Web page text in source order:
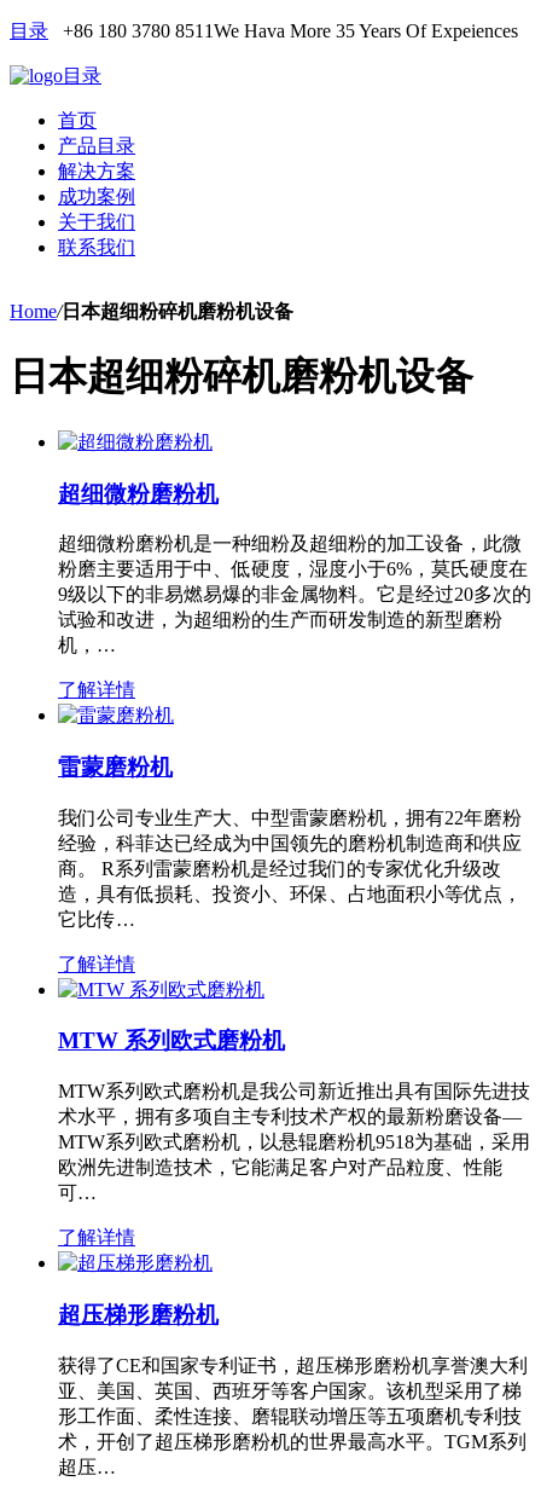
目录 +86 180 3780 8511We Hava More 35 Years Of Expeiences
目录
首页
产品目录
解决方案
成功案例
关于我们
联系我们
Home/日本超细粉碎机磨粉机设备
日本超细粉碎机磨粉机设备
超细微粉磨粉机
超细微粉磨粉机是一种细粉及超细粉的加工设备，此微
粉磨主要适用于中、低硬度，湿度小于6%，莫氏硬度在
9级以下的非易燃易爆的非金属物料。它是经过20多次的
试验和改进，为超细粉的生产而研发制造的新型磨粉
机，…
了解详情
雷蒙磨粉机
我们公司专业生产大、中型雷蒙磨粉机，拥有22年磨粉
经验，科菲达已经成为中国领先的磨粉机制造商和供应
商。 R系列雷蒙磨粉机是经过我们的专家优化升级改
造，具有低损耗、投资小、环保、占地面积小等优点，
它比传…
了解详情
MTW 系列欧式磨粉机
MTW系列欧式磨粉机是我公司新近推出具有国际先进技
术水平，拥有多项自主专利技术产权的最新粉磨设备—
MTW系列欧式磨粉机，以悬辊磨粉机9518为基础，采用
欧洲先进制造技术，它能满足客户对产品粒度、性能
可…
了解详情
超压梯形磨粉机
获得了CE和国家专利证书，超压梯形磨粉机享誉澳大利
亚、美国、英国、西班牙等客户国家。该机型采用了梯
形工作面、柔性连接、磨辊联动增压等五项磨机专利技
术，开创了超压梯形磨粉机的世界最高水平。TGM系列
超压…